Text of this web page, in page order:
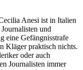
Anesi ist in Italien
und
eine Gefängnisstrafe
Kläger praktisch nichts.
oder auch
Journalisten immer